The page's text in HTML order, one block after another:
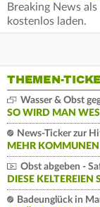
Breaking News
kostenlos laden.
THEMEN-
Wasser & Obst
SO WIRD MAN
News-Ticker zur
MEHR
Obst abgeben -
DIESE KELTEREIEN
Badeunglück in